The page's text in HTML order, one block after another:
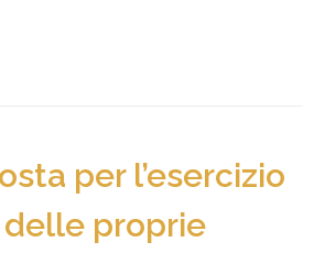
per l’esercizio
proprie